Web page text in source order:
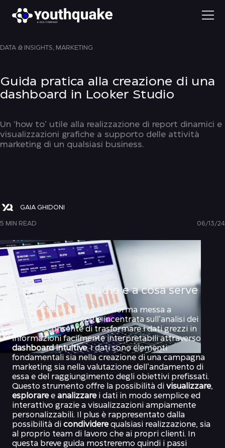
DATA & INSIGHTS, MARKETING
Guida pratica alla creazione di una
dashboard in Looker Studio
GAIA GHIDONI
Un ‘how to’ utile alla realizzazione di report dinamici e
visualizzazioni grafiche a supporto delle attività
marketing di un qualsiasi business.
5 MIN READ 06/13/24
Cos’è Looker Studio e a cosa serve
Looker Studio è una piattaforma messa a
disposizione da Google incentrata sull’analisi dei
, che consente di trasformare i dati grezzi in
informazioni facilmente interpretabili attraverso
dashboard intuitive. I dati sono elementi
fondamentali sia nella creazione di una campagna
marketing sia nella valutazione dell’andamento di
essa e del raggiungimento degli obiettivi prefissati.
Questo strumento offre la possibilità di visualizzare,
esploraree analizzarei dati in modo semplice ed
interattivo grazie a visualizzazioni ampiamente
personalizzabili. Il plus è rappresentato dalla
possibilità di condividerequalsiasi realizzazione, sia
al proprio team di lavoro che ai propri clienti. In
questa breve guida mostreremo quindi i passi